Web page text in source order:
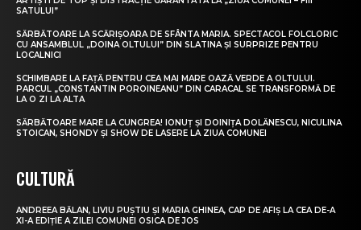
SATULUI”
SĂRBĂTOARE LA SCĂRIȘOARA DE SFÂNTA MARIA. SPECTACOL FOLCLORIC
CU ANSAMBLUL „DOINA OLTULUI” DIN SLATINA ȘI SURPRIZE PENTRU
LOCALNICI
SCHIMBARE LA FAȚĂ PENTRU CEA MAI MARE OAZĂ VERDE A OLTULUI.
PARCUL „CONSTANTIN POROINEANU” DIN CARACAL SE TRANSFORMĂ DE
LA O ZI LA ALTA
SĂRBĂTOARE MARE LA CUNGREA! IONUȚ ȘI DOINIȚA DOLĂNESCU, NICULINA
STOICAN, SHONDY ȘI SHOW DE LASERE LA ZIUA COMUNEI
CULTURĂ
ANDREEA BĂLAN, LIVIU PUȘTIU ȘI MARIA GHINEA, CAP DE AFIȘ LA CEA DE-A
XI-A EDIȚIE A ZILEI COMUNEI OSICA DE JOS